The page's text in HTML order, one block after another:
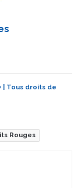
| Tous droits de
Rouges